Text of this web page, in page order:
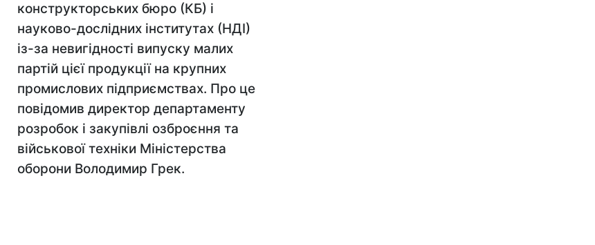
конструкторських бюро (КБ) і
науково-дослідних інститутах (НДІ)
із-за невигідності випуску малих
партій цієї продукції на крупних
промислових підприємствах. Про це
повідомив директор департаменту
розробок і закупівлі озброєння та
військової техніки Міністерства
оборони Володимир Грек.